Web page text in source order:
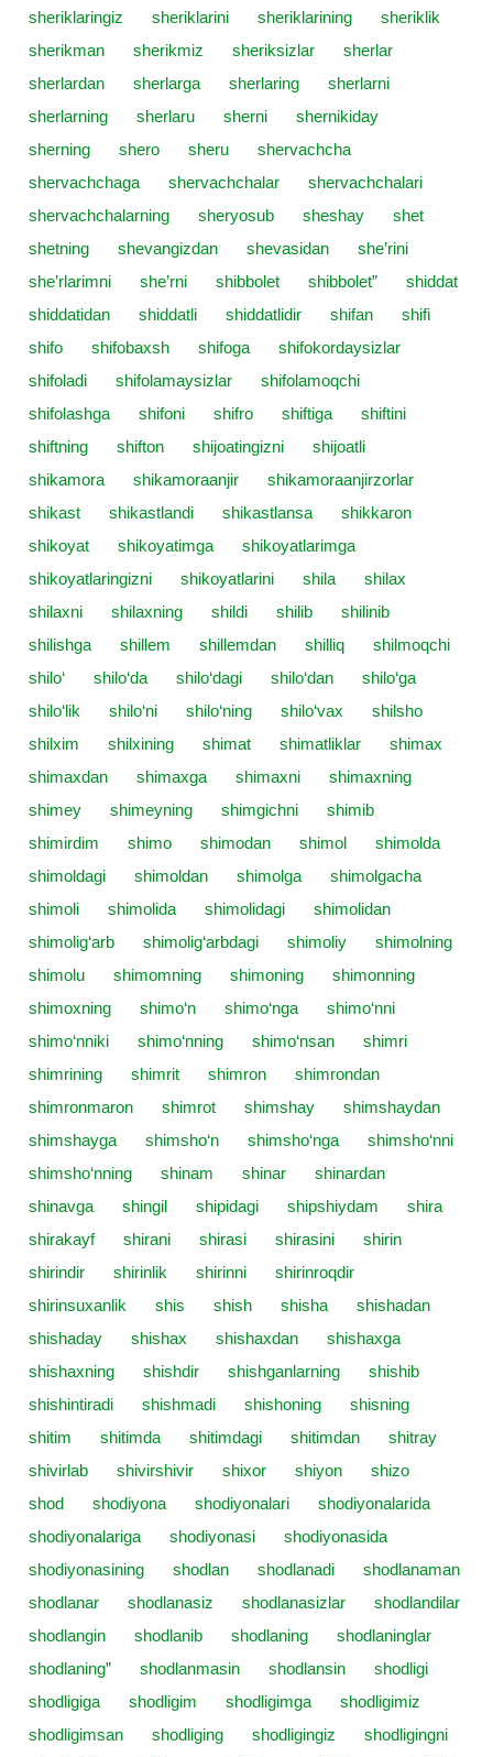
sheriklaringiz
sheriklarini sheriklarining
sheriklik
sherikman
sherikmiz sheriksizlar
sherlar
sherlardan
sherlarga sherlaring
sherlarni
sherlarning
sherlaru sherni
shernikiday
sherning
shero sheru
shervachcha
shervachchaga
shervachchalar
shervachchalari
shervachchalarning
sheryosub sheshay
shet
shetning
shevangizdan shevasidan
she’rini
she’rlarimni
she’rni shibbolet shibbolet”
shiddat
shiddatidan
shiddatli shiddatlidir shifan
shifi
shifo
shifobaxsh shifoga
shifokordaysizlar
shifoladi
shifolamaysizlar
shifolamoqchi
shifolashga
shifoni shifro shiftiga
shiftini
shiftning
shifton shijoatingizni
shijoatli
shikamora
shikamoraanjir
shikamoraanjirzorlar
shikast
shikastlandi shikastlansa
shikkaron
shikoyat
shikoyatimga
shikoyatlarimga
shikoyatlaringizni
shikoyatlarini shila
shilax
shilaxni
shilaxning shildi shilib
shilinib
shilishga
shillem shillemdan shilliq
shilmoqchi
shilo‘
shilo‘da shilo‘dagi shilo‘dan
shilo‘ga
shilo‘lik
shilo‘ni shilo‘ning shilo‘vax
shilsho
shilxim
shilxining shimat shimatliklar
shimax
shimaxdan
shimaxga shimaxni
shimaxning
shimey
shimeyning shimgichni
shimib
shimirdim
shimo shimodan shimol
shimolda
shimoldagi
shimoldan shimolga
shimolgacha
shimoli
shimolida shimolidagi
shimolidan
shimolig‘arb
shimolig‘arbdagi shimoliy
shimolning
shimolu
shimomning shimoning
shimonning
shimoxning
shimo‘n shimo‘nga
shimo‘nni
shimo‘nniki
shimo‘nning shimo‘nsan
shimri
shimrining
shimrit shimron
shimrondan
shimronmaron
shimrot shimshay
shimshaydan
shimshayga
shimsho‘n shimsho‘nga
shimsho‘nni
shimsho‘nning
shinam shinar
shinardan
shinavga
shingil shipidagi shipshiydam
shira
shirakayf
shirani shirasi shirasini
shirin
shirindir
shirinlik shirinni
shirinroqdir
shirinsuxanlik
shis shish shisha
shishadan
shishaday
shishax shishaxdan
shishaxga
shishaxning
shishdir shishganlarning
shishib
shishintiradi
shishmadi shishoning
shisning
shitim
shitimda shitimdagi shitimdan
shitray
shivirlab
shivirshivir shixor shiyon
shizo
shod
shodiyona shodiyonalari
shodiyonalarida
shodiyonalariga
shodiyonasi
shodiyonasida
shodiyonasining
shodlan shodlanadi
shodlanaman
shodlanar
shodlanasiz shodlanasizlar
shodlandilar
shodlangin
shodlanib shodlaning
shodlaninglar
shodlaning”
shodlanmasin shodlansin
shodligi
shodligiga
shodligim shodligimga
shodligimiz
shodligimsan
shodliging shodligingiz
shodligingni